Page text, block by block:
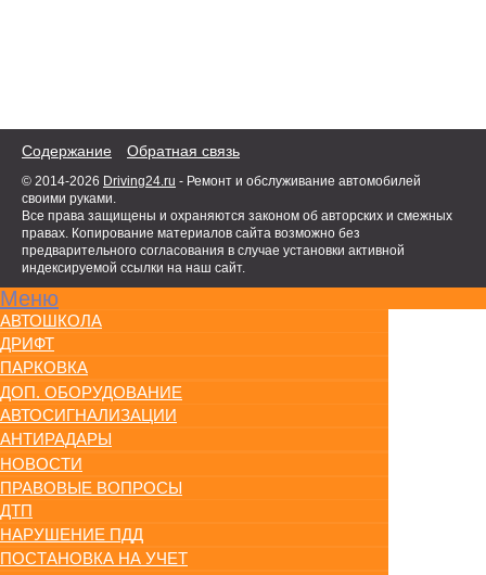
Содержание Обратная связь
© 2014-2026 Driving24.ru - Ремонт и обслуживание автомобилей
своими руками.
Все права защищены и охраняются законом об авторских и смежных
правах. Копирование материалов сайта возможно без
предварительного согласования в случае установки активной
индексируемой ссылки на наш сайт.
Меню
АВТОШКОЛА
ДРИФТ
ПАРКОВКА
ДОП. ОБОРУДОВАНИЕ
АВТОСИГНАЛИЗАЦИИ
АНТИРАДАРЫ
НОВОСТИ
ПРАВОВЫЕ ВОПРОСЫ
ДТП
НАРУШЕНИЕ ПДД
ПОСТАНОВКА НА УЧЕТ